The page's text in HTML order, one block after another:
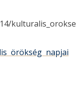
örökség napjai